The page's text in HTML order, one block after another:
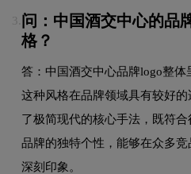
3. 问：中国酒交中心的品
格？
答：中国酒交中心品牌logo整体
这种风格在品牌领域具有较好
了极简现代的核心手法，既符
品牌的独特个性，能够在众多
深刻印象。